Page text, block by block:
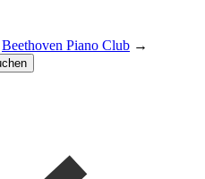
Beethoven Piano Club →